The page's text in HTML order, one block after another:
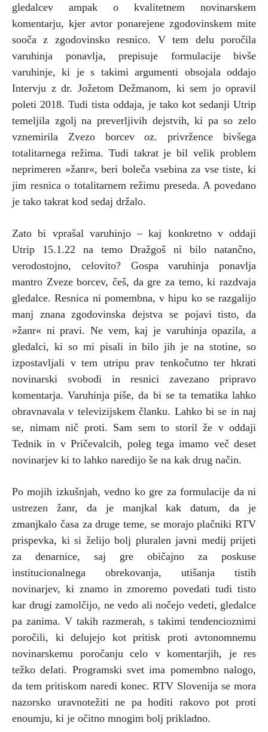
gledalcev ampak o kvalitetnem novinarskem
komentarju, kjer avtor ponarejene zgodovinskem mite
sooča z zgodovinsko resnico. V tem delu poročila
varuhinja ponavlja, prepisuje formulacije bivše
varuhinje, ki je s takimi argumenti obsojala oddajo
Intervju z dr. Jožetom Dežmanom, ki sem jo opravil
poleti 2018. Tudi tista oddaja, je tako kot sedanji Utrip
temeljila zgolj na preverljivih dejstvih, ki pa so zelo
vznemirila Zvezo borcev oz. privržence bivšega
totalitarnega režima. Tudi takrat je bil velik problem
neprimeren »žanr«, beri boleča vsebina za vse tiste, ki
jim resnica o totalitarnem režimu preseda. A povedano
je tako takrat kod sedaj držalo.
Zato bi vprašal varuhinjo – kaj konkretno v oddaji
Utrip 15.1.22 na temo Dražgoš ni bilo natančno,
verodostojno, celovito? Gospa varuhinja ponavlja
mantro Zveze borcev, češ, da gre za temo, ki razdvaja
gledalce. Resnica ni pomembna, v hipu ko se razgalijo
manj znana zgodovinska dejstva se pojavi tisto, da
»žanr« ni pravi. Ne vem, kaj je varuhinja opazila, a
gledalci, ki so mi pisali in bilo jih je na stotine, so
izpostavljali v tem utripu prav tenkočutno ter hkrati
novinarski svobodi in resnici zavezano pripravo
komentarja. Varuhinja piše, da bi se ta tematika lahko
obravnavala v televizijskem članku. Lahko bi se in naj
se, nimam nič proti. Sam sem to storil že v oddaji
Tednik in v Pričevalcih, poleg tega imamo več deset
novinarjev ki to lahko naredijo še na kak drug način.
Po mojih izkušnjah, vedno ko gre za formulacije da ni
ustrezen žanr, da je manjkal kak datum, da je
zmanjkalo časa za druge teme, se morajo plačniki RTV
prispevka, ki si želijo bolj pluralen javni medij prijeti
za denarnice, saj gre običajno za poskuse
institucionalnega obrekovanja, utišanja tistih
novinarjev, ki znamo in zmoremo povedati tudi tisto
kar drugi zamolčijo, ne vedo ali nočejo vedeti, gledalce
pa zanima. V takih razmerah, s takimi tendencioznimi
poročili, ki delujejo kot pritisk proti avtonomnemu
novinarskemu poročanju celo v komentarjih, je res
težko delati. Programski svet ima pomembno nalogo,
da tem pritiskom naredi konec. RTV Slovenija se mora
nazorsko uravnotežiti ne pa hoditi rakovo pot proti
enoumju, ki je očitno mnogim bolj prikladno.